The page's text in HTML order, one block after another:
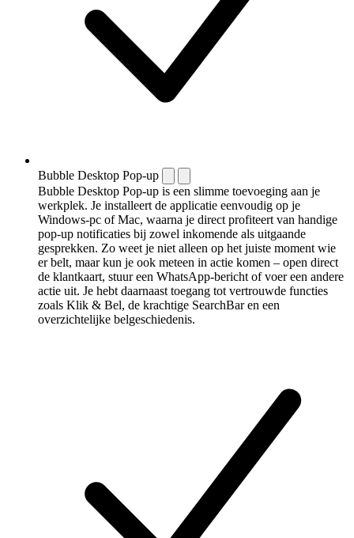
Bubble Desktop Pop-up
Bubble Desktop Pop-up is een slimme toevoeging aan je
werkplek. Je installeert de applicatie eenvoudig op je
Windows-pc of Mac, waarna je direct profiteert van handige
pop-up notificaties bij zowel inkomende als uitgaande
gesprekken. Zo weet je niet alleen op het juiste moment wie
er belt, maar kun je ook meteen in actie komen – open direct
de klantkaart, stuur een WhatsApp-bericht of voer een andere
actie uit. Je hebt daarnaast toegang tot vertrouwde functies
zoals Klik & Bel, de krachtige SearchBar en een
overzichtelijke belgeschiedenis.